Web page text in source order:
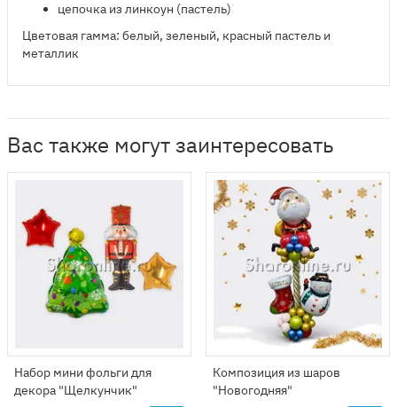
цепочка из линкоун (пастель)
Цветовая гамма: белый, зеленый, красный пастель и
металлик
Вас также могут заинтересовать
Набор мини фольги для
декора "Щелкунчик"
Композиция из шаров
"Новогодняя"